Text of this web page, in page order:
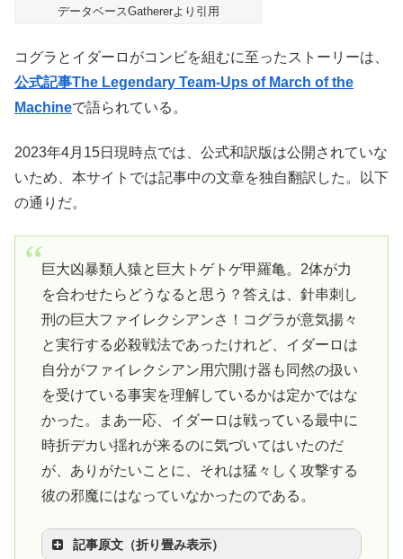
データベースGathererより引用
コグラとイダーロがコンビを組むに至ったストーリーは、
公式記事The Legendary Team-Ups of March of the
Machineで語られている。
2023年4月15日現時点では、公式和訳版は公開されていな
いため、本サイトでは記事中の文章を独自翻訳した。以下
の通りだ。
巨大凶暴類人猿と巨大トゲトゲ甲羅亀。2体が力
を合わせたらどうなると思う？答えは、針串刺し
刑の巨大ファイレクシアンさ！コグラが意気揚々
と実行する必殺戦法であったけれど、イダーロは
自分がファイレクシアン用穴開け器も同然の扱い
を受けている事実を理解しているかは定かではな
かった。まあ一応、イダーロは戦っている最中に
時折デカい揺れが来るのに気づいてはいたのだ
が、ありがたいことに、それは猛々しく攻撃する
彼の邪魔にはなっていなかったのである。
記事原文（折り畳み表示）